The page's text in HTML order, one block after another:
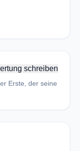
schreiben
Erste, der seine